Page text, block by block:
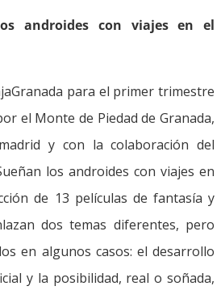
androides con viajes en el
para el primer trimestre
el Monte de Piedad de Granada,
y con la colaboración del
los androides con viajes en
de 13 películas de fantasía y
dos temas diferentes, pero
en algunos casos: el desarrollo
y la posibilidad, real o soñada,